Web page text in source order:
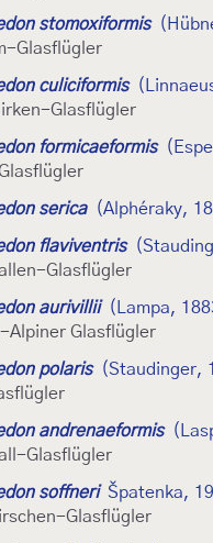
stomoxiformis
Glasflügler
culiciformis
Glasflügler
formicaeformis
serica (Alphéraky,
flaviventris
Glasflügler
aurivillii
(Lampa,
Alpiner Glasflügler
polaris
(Staudinger,
andrenaeformis
Glasflügler
soffneri Špatenka,
Glasflügler